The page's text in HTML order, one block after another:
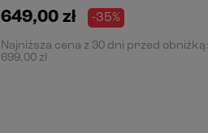
649,00 zł -35%
Najniższa cena z 30 dni przed obniżką:
699,00 zł